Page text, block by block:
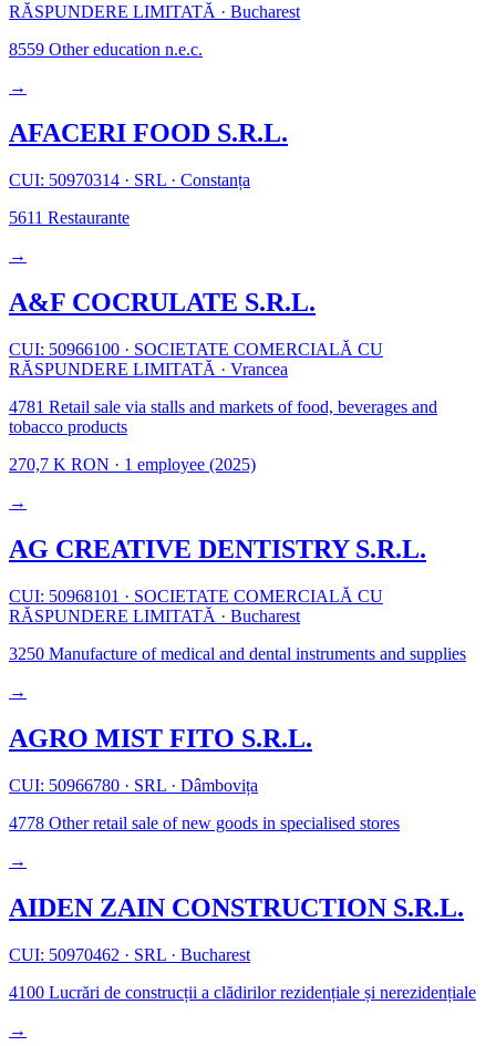
RĂSPUNDERE LIMITATĂ · Bucharest
8559 Other education n.e.c.
→
AFACERI FOOD S.R.L.
CUI: 50970314 · SRL · Constanța
5611 Restaurante
→
A&F COCRULATE S.R.L.
CUI: 50966100 · SOCIETATE COMERCIALĂ CU
RĂSPUNDERE LIMITATĂ · Vrancea
4781 Retail sale via stalls and markets of food, beverages and
tobacco products
270,7 K RON · 1 employee (2025)
→
AG CREATIVE DENTISTRY S.R.L.
CUI: 50968101 · SOCIETATE COMERCIALĂ CU
RĂSPUNDERE LIMITATĂ · Bucharest
3250 Manufacture of medical and dental instruments and supplies
→
AGRO MIST FITO S.R.L.
CUI: 50966780 · SRL · Dâmbovița
4778 Other retail sale of new goods in specialised stores
→
AIDEN ZAIN CONSTRUCTION S.R.L.
CUI: 50970462 · SRL · Bucharest
4100 Lucrări de construcții a clădirilor rezidențiale și nerezidențiale
→